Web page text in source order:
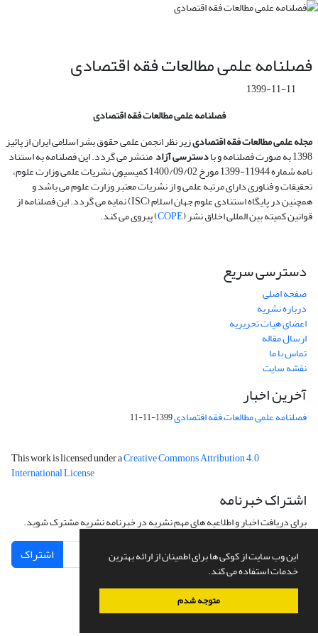
این وب سایت از کوکی ها برای اطمینان از ارائه بهترین
خدمات استفاده می کند.
متوجه شدم
فصلنامه علمی مطالعات فقه اقتصادی
1399-11-11
فصلنامه علمی مطالعات فقه اقتصادی
مجله علمیمطالعات فقه اقتصادیزیر نظر انجمن علمی حقوق بشر اسلامی ایران از پائیز
1398 به صورت فصلنامه و با دسترسی آزادمنتشر می گردد. این فصلنامه به استناد
نامه شماره 11944-1399 مورخ 1400/09/02 کمیسیون نشریات علمی وزارت علوم،
تحقیقات و فناوری دارای مرتبه علمی و از نشریات معتبر وزارت علوم می باشد و
همچنین در پایگاه استنادی علوم جهان اسلام (ISC) نمایه می گردد. این فصلنامه از
قوانین کمیته بین المللی اخلاق نشر (COPE) پیروی می کند.
دسترسی سریع
صفحه اصلی
درباره نشریه
اعضای هیات تحریریه
ارسال مقاله
تماس با ما
نقشه سایت
آخرین اخبار
فصلنامه علمی مطالعات فقه اقتصادی1399-11-11
This work is licensed under aCreative Commons Attribution 4.0
International License
اشتراک خبرنامه
برای دریافت اخبار و اطلاعیه های مهم نشریه در خبرنامه نشریه مشترک شوید.
اشتراک
سامانه مدیریت نشریات علمی.طراحی و پیاده سازی ازسیناوب